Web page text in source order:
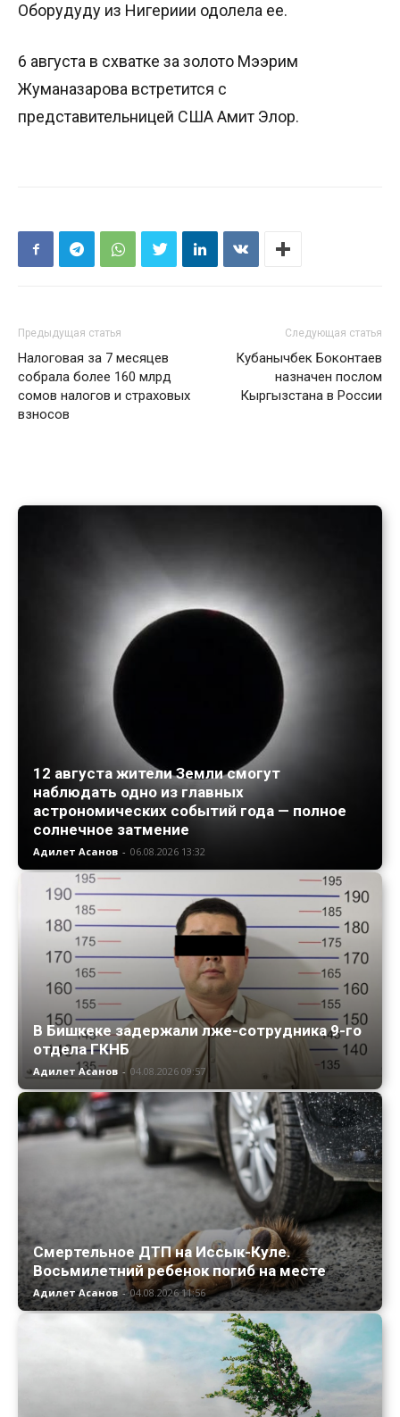
Оборудуду из Нигериии одолела ее.
6 августа в схватке за золото Мээрим
Жуманазарова встретится с
представительницей США Амит Элор.
Предыдущая статья
Налоговая за 7 месяцев
собрала более 160 млрд
сомов налогов и страховых
взносов
Следующая статья
Кубанычбек Боконтаев
назначен послом
Кыргызстана в России
12 августа жители Земли смогут
наблюдать одно из главных
астрономических событий года — полное
солнечное затмение
Адилет Асанов - 06.08.2026 13:32
В Бишкеке задержали лже-сотрудника 9-го
отдела ГКНБ
Адилет Асанов - 04.08.2026 09:57
Смертельное ДТП на Иссык-Куле.
Восьмилетний ребенок погиб на месте
Адилет Асанов - 04.08.2026 11:56